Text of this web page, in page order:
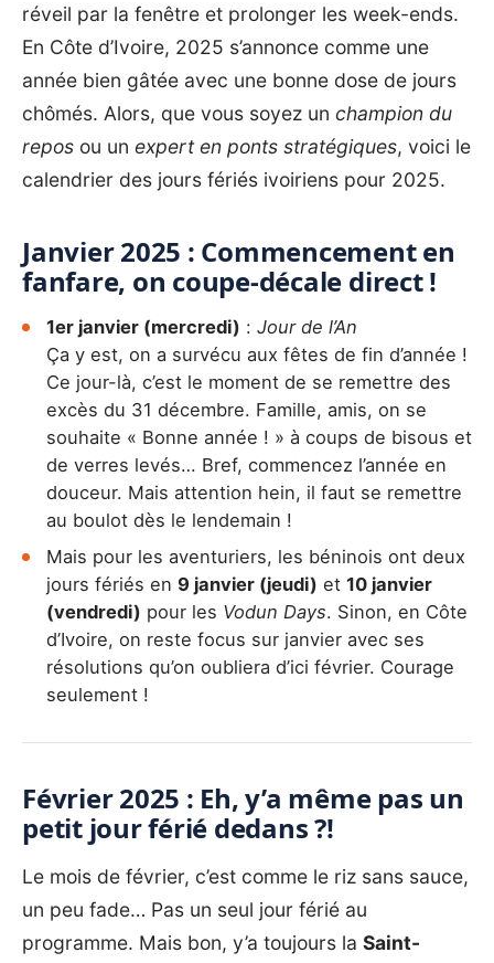
réveil par la fenêtre et prolonger les week-ends.
En Côte d’Ivoire, 2025 s’annonce comme une
année bien gâtée avec une bonne dose de jours
chômés. Alors, que vous soyez un champion du
repos ou un expert en ponts stratégiques, voici le
calendrier des jours fériés ivoiriens pour 2025.
Janvier 2025 : Commencement en
fanfare, on coupe-décale direct !
1er janvier (mercredi) : Jour de l’An
Ça y est, on a survécu aux fêtes de fin d’année !
Ce jour-là, c’est le moment de se remettre des
excès du 31 décembre. Famille, amis, on se
souhaite « Bonne année ! » à coups de bisous et
de verres levés… Bref, commencez l’année en
douceur. Mais attention hein, il faut se remettre
au boulot dès le lendemain !
Mais pour les aventuriers, les béninois ont deux
jours fériés en 9 janvier (jeudi) et 10 janvier
(vendredi) pour les Vodun Days. Sinon, en Côte
d’Ivoire, on reste focus sur janvier avec ses
résolutions qu’on oubliera d’ici février. Courage
seulement !
Février 2025 : Eh, y’a même pas un
petit jour férié dedans ?!
Le mois de février, c’est comme le riz sans sauce,
un peu fade… Pas un seul jour férié au
programme. Mais bon, y’a toujours la Saint-